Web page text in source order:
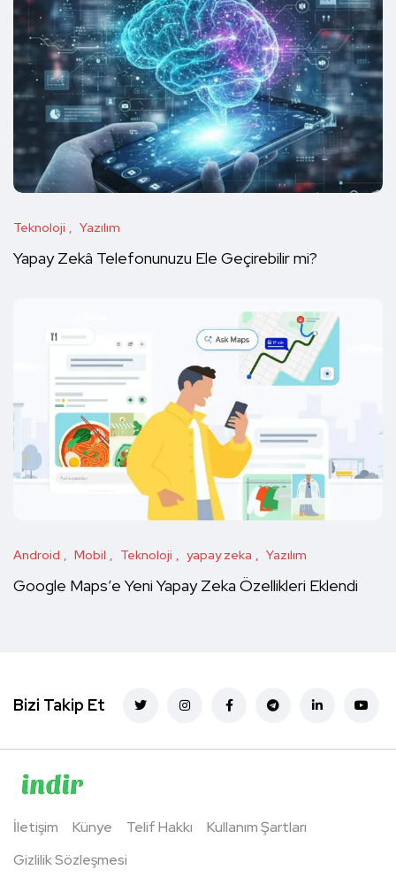
Teknoloji Yazılım
Yapay Zekâ Telefonunuzu Ele Geçirebilir mi?
Android Mobil Teknoloji yapay zeka Yazılım
Google Maps’e Yeni Yapay Zeka Özellikleri Eklendi
Bizi Takip Et
İletişim Künye Telif Hakkı
Kullanım Şartları
Gizlilik Sözleşmesi